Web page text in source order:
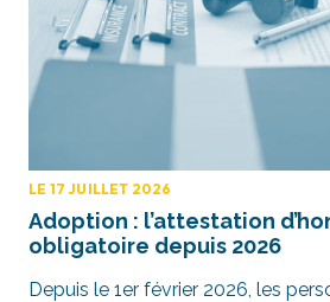
LE 17 JUILLET 2026
Adoption : l’attestation
obligatoire depuis 2026
Depuis le 1er février 2026, les